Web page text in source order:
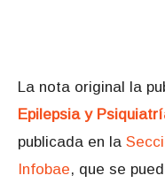
La nota original la
Epilepsia y
publicada en la
Infobae, que se